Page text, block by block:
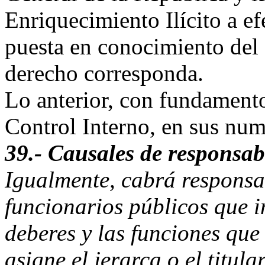
Enriquecimiento Ilícito a
puesta en conocimiento
derecho corresponda.
Lo anterior, con
Control Interno, en sus
39.- Causales de
Igualmente, cabrá
funcionarios públicos que
deberes y las funciones
asigne el jerarca o el